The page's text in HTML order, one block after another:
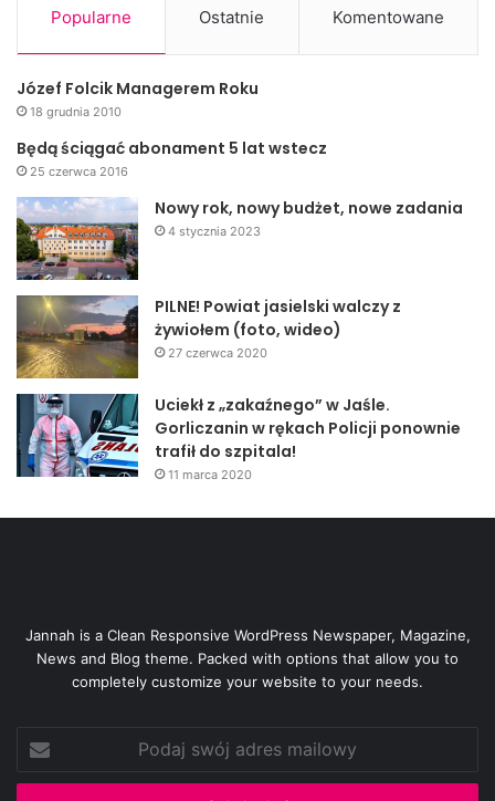
Popularne Ostatnie Komentowane
Józef Folcik Managerem Roku
18 grudnia 2010
Będą ściągać abonament 5 lat wstecz
25 czerwca 2016
Nowy rok, nowy budżet, nowe zadania
4 stycznia 2023
PILNE! Powiat jasielski walczy z
żywiołem (foto, wideo)
27 czerwca 2020
Uciekł z „zakaźnego” w Jaśle.
Gorliczanin w rękach Policji ponownie
trafił do szpitala!
11 marca 2020
Jannah is a Clean Responsive WordPress Newspaper, Magazine,
News and Blog theme. Packed with options that allow you to
completely customize your website to your needs.
swój
adres